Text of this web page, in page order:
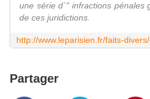
une série d´" infractions pénales
de ces juridictions.
Partager